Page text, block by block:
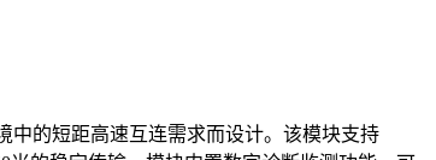
中的短距高速互连需求而设计。该模块支持